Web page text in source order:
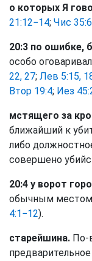
о которых Я
21:12−14; Чис
20:3 по ошибке,
особо
22, 27; Лев 5:15,
Втор 19:4; Иез
мстящего за
ближайший к
либо
совершено
20:4 у ворот
обычным местом
4:1−12).
старейшина. По-